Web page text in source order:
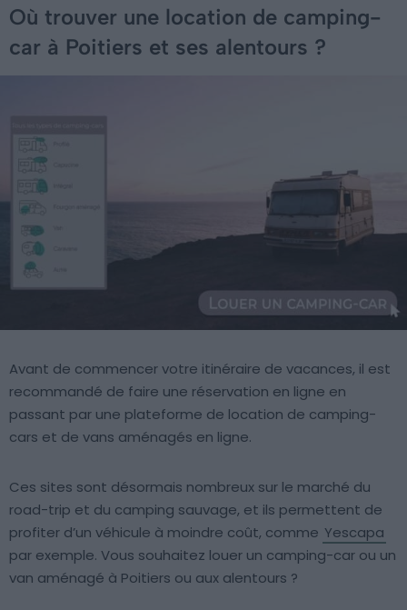
Où trouver une location de camping-
car à Poitiers et ses alentours ?
Avant de commencer votre itinéraire de vacances, il est
recommandé de faire une réservation en ligne en
passant par une plateforme de location de camping-
cars et de vans aménagés en ligne.
Ces sites sont désormais nombreux sur le marché du
road-trip et du camping sauvage, et ils permettent de
profiter d’un véhicule à moindre coût, comme Yescapa
par exemple. Vous souhaitez louer un camping-car ou un
van aménagé à Poitiers ou aux alentours ?